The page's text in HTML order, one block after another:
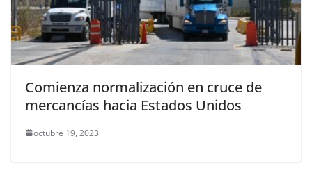
Comienza normalización en cruce de
mercancías hacia Estados Unidos
octubre 19, 2023